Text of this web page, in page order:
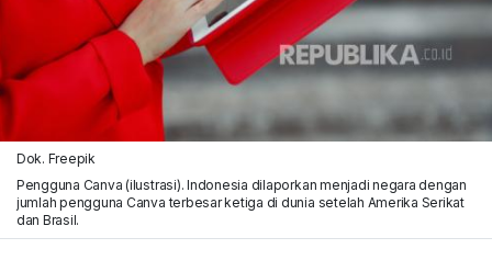
Dok. Freepik
Pengguna Canva (ilustrasi). Indonesia dilaporkan menjadi negara dengan
jumlah pengguna Canva terbesar ketiga di dunia setelah Amerika Serikat
dan Brasil.